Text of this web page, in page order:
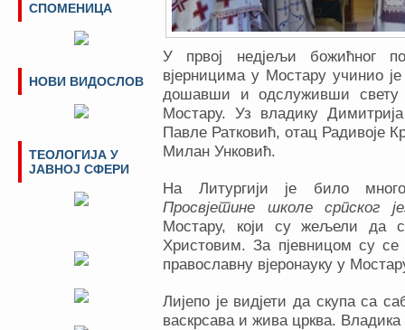
У првој недјељи божићног
вјерницима у Мостару учинио
дошавши и одслуживши свету
Мостару. Уз владику
Павле Ратковић, отац Радивоје
Милан Унковић.
На Литургији је било
Просвјетине школе српског
Мостару, који су жељели да
Христовим. За пјевницом су
православну вјеронауку у
Лијепо је видјети да скупа са
васкрсава и жива црква. Владика
СПОМЕНИЦА
НОВИ ВИДОСЛОВ
ТЕОЛОГИЈА У
ЈАВНОЈ СФЕРИ